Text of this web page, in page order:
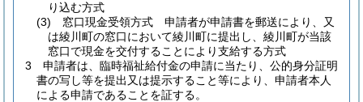
り込む方式
(3)
窓口現金受領方式 申請者が申請書を郵送により、又
は綾川町の窓口において綾川町に提出し、綾川町が当該
窓口で現金を交付することにより支給する方式
3
申請者は、臨時福祉給付金の申請に当たり、公的身分証明
書の写し等を提出又は提示すること等により、申請者本人
による申請であることを証する。